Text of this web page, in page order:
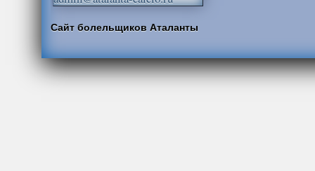
Сайт болельщиков Аталанты